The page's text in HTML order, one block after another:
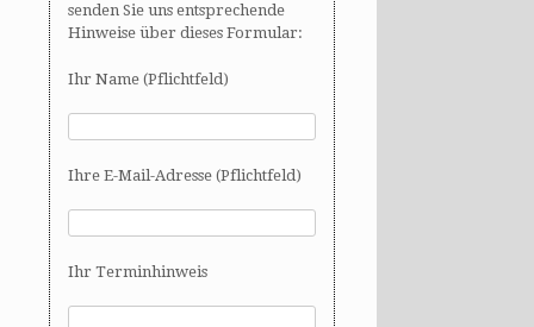
senden Sie uns entsprechende
Hinweise über dieses Formular:
Ihr Name (Pflichtfeld)
Ihre E-Mail-Adresse (Pflichtfeld)
Ihr Terminhinweis